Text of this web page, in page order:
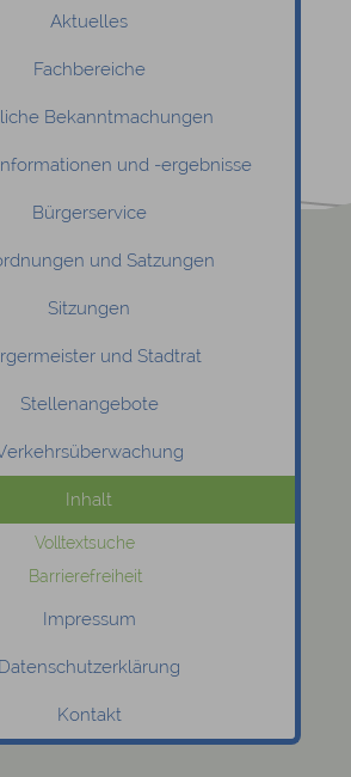
Aktuelles
Fachbereiche
Bekanntmachungen
und -ergebnisse
Bürgerservice
und Satzungen
Sitzungen
und Stadtrat
Stellenangebote
Inhalt
Volltextsuche
Barrierefreiheit
Impressum
Datenschutzerklärung
Kontakt